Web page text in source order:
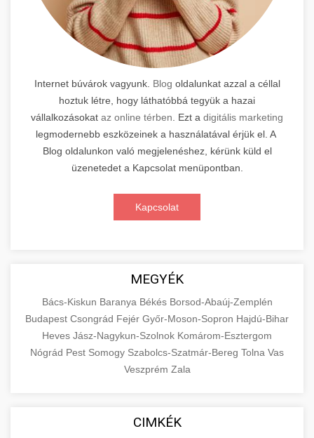
Internet búvárok vagyunk. Blog oldalunkat azzal a céllal
hoztuk létre, hogy láthatóbbá tegyük a hazai
vállalkozásokat az online térben . Ezt a digitális marketing
legmodernebb eszközeinek a használatával érjük el. A
Blog oldalunkon való megjelenéshez, kérünk küld el
üzenetedet a Kapcsolat menüpontban.
Kapcsolat
MEGYÉK
Bács-Kiskun Baranya Békés Borsod-Abaúj-Zemplén
Budapest Csongrád Fejér Győr-Moson-Sopron Hajdú-Bihar
Heves Jász-Nagykun-Szolnok Komárom-Esztergom
Nógrád Pest Somogy Szabolcs-Szatmár-Bereg Tolna Vas
Veszprém Zala
CIMKÉK